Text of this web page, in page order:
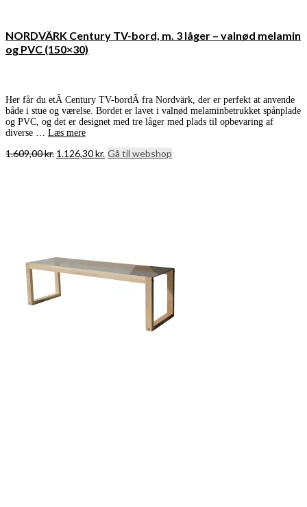
NORDVÄRK Century TV-bord, m. 3 låger – valnød melamin
og PVC (150×30)
Her får du etÂ Century TV-bordÂ fra Nordvärk, der er perfekt at anvende
både i stue og værelse. Bordet er lavet i valnød melaminbetrukket spånplade
og PVC, og det er designet med tre låger med plads til opbevaring af
diverse … Læs mere
1.609,00kr. Den
1.126,30kr. Den
Gå til webshop